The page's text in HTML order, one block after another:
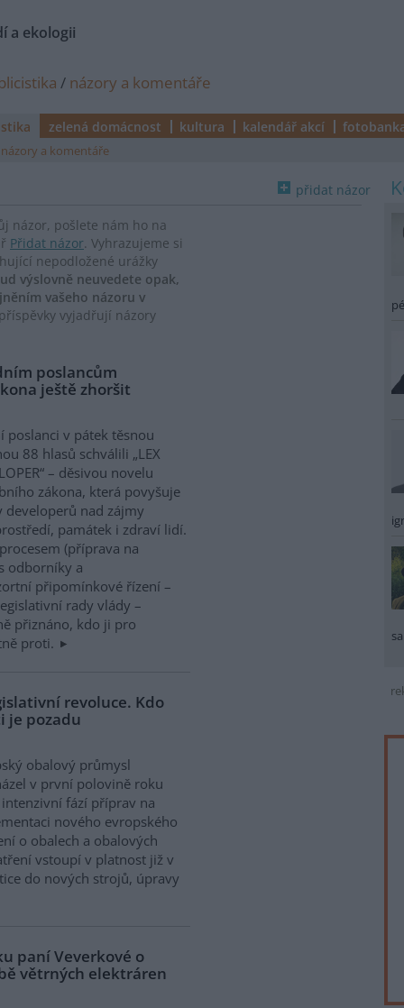
a ekologii
/ názory a komentáře
zelená domácnost kultura kalendář akcí
názory a komentáře
přidat názor
názor, pošlete nám ho na
Přidat názor. Vyhrazujeme si
nepodložené urážky
výslovně neuvedete opak,
vašeho názoru v
vyjadřují názory
poslancům
ještě zhoršit
poslanci v pátek těsnou
88 hlasů schválili „LEX
– děsivou novelu
zákona, která povyšuje
developerů nad zájmy
památek i zdraví lidí.
(příprava na
odborníky a
připomínkové řízení –
rady vlády –
přiznáno, kdo ji pro
proti.
revoluce. Kdo
je pozadu
obalový průmysl
v první polovině roku
fází příprav na
nového evropského
o obalech a obalových
vstoupí v platnost již v
do nových strojů, úpravy
paní Veverkové o
větrných elektráren